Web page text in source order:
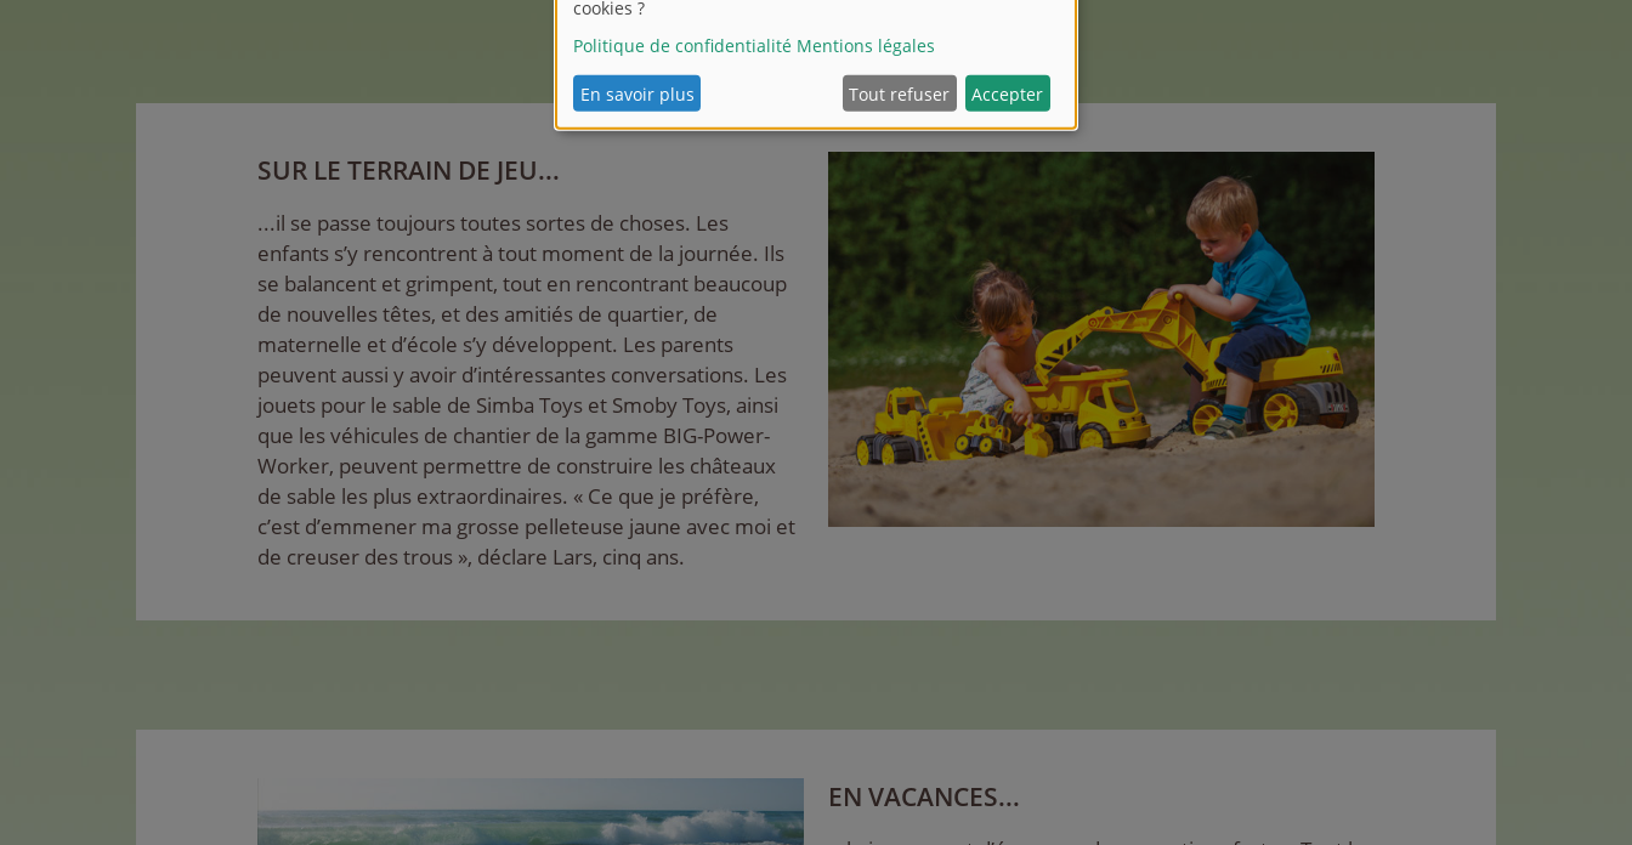
SUR LE TERRAIN DE JEU...
...il se passe toujours toutes sortes de choses. Les
enfants s’y rencontrent à tout moment de la journée. Ils
se balancent et grimpent, tout en rencontrant beaucoup
de nouvelles têtes, et des amitiés de quartier, de
maternelle et d’école s’y développent. Les parents
peuvent aussi y avoir d’intéressantes conversations. Les
jouets pour le sable de Simba Toys et Smoby Toys, ainsi
que les véhicules de chantier de la gamme BIG-Power-
Worker, peuvent permettre de construire les châteaux
de sable les plus extraordinaires. « Ce que je préfère,
c’est d’emmener ma grosse pelleteuse jaune avec moi et
de creuser des trous », déclare Lars, cinq ans.
EN VACANCES...